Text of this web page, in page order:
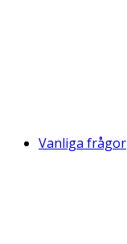
Vanliga frågor